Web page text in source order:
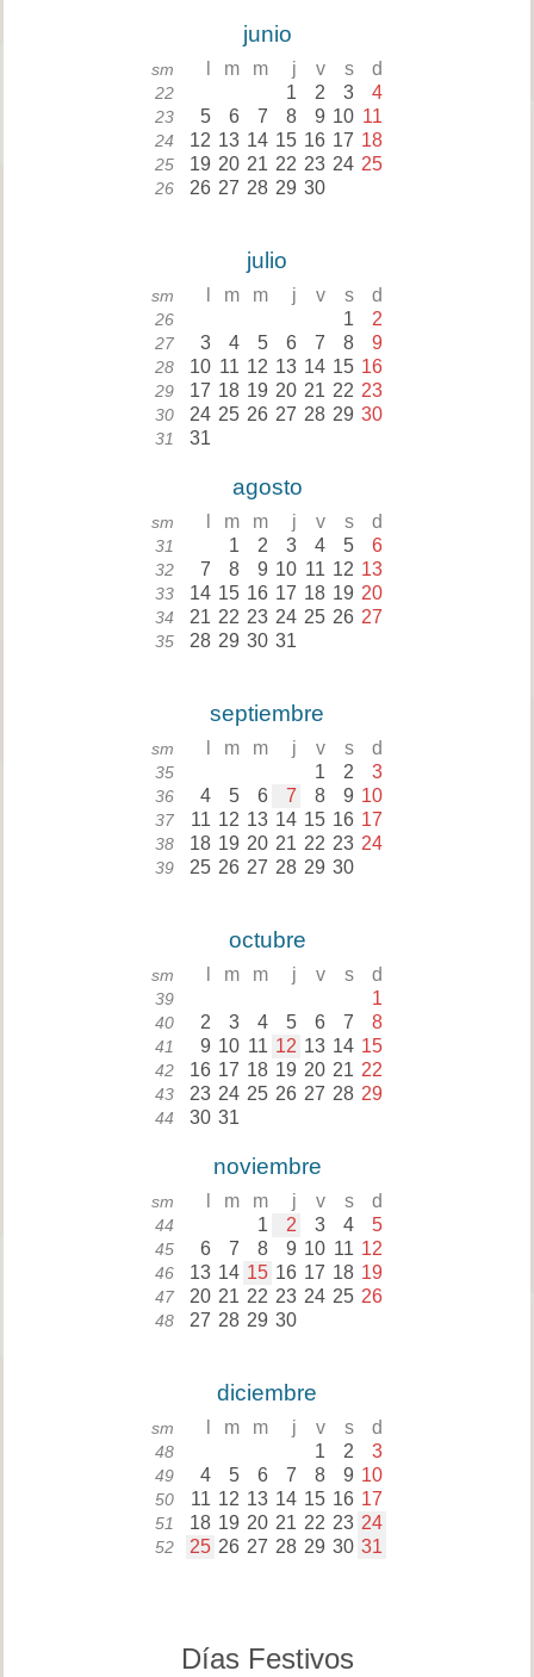
junio
sm m m j v s d
22 1 2 3 4
23 5 6 7 8 9 10 11
24 12 13 14 15 16 17 18
25 19 20 21 22 23 24 25
26 26 27 28 29 30
julio
sm m m j v s d
26 1 2
27 3 4 5 6 7 8 9
28 10 11 12 13 14 15 16
29 17 18 19 20 21 22 23
30 24 25 26 27 28 29 30
31 31
agosto
sm m m j v s d
31 1 2 3 4 5 6
32 7 8 9 10 11 12 13
33 14 15 16 17 18 19 20
34 21 22 23 24 25 26 27
35 28 29 30 31
septiembre
sm m m j v s d
35 1 2 3
36 4 5 6 7 8 9 10
37 11 12 13 14 15 16 17
38 18 19 20 21 22 23 24
39 25 26 27 28 29 30
octubre
sm m m j v s d
39 1
40 2 3 4 5 6 7 8
41 9 10 11 12 13 14 15
42 16 17 18 19 20 21 22
43 23 24 25 26 27 28 29
44 30 31
noviembre
sm m m j v s d
44 1 2 3 4 5
45 6 7 8 9 10 11 12
46 13 14 15 16 17 18 19
47 20 21 22 23 24 25 26
48 27 28 29 30
diciembre
sm m m j v s d
48 1 2 3
49 4 5 6 7 8 9 10
50 11 12 13 14 15 16 17
51 18 19 20 21 22 23 24
52 25 26 27 28 29 30 31
Días Festivos